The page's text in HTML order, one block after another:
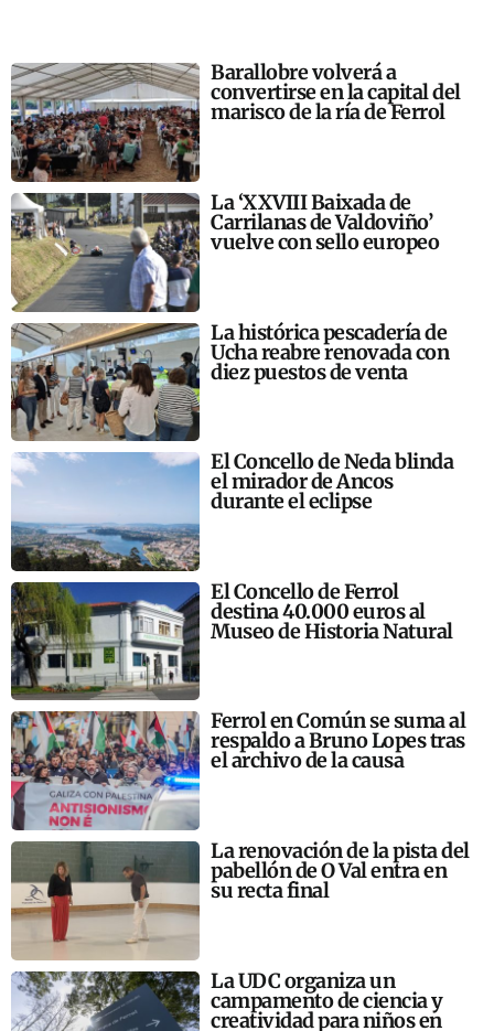
Barallobre volverá a
convertirse en la capital del
marisco de la ría de Ferrol
La ‘XXVIII Baixada de
Carrilanas de Valdoviño’
vuelve con sello europeo
La histórica pescadería de
Ucha reabre renovada con
diez puestos de venta
El Concello de Neda blinda
el mirador de Ancos
durante el eclipse
El Concello de Ferrol
destina 40.000 euros al
Museo de Historia Natural
Ferrol en Común se suma al
respaldo a Bruno Lopes tras
el archivo de la causa
La renovación de la pista del
pabellón de O Val entra en
su recta final
La UDC organiza un
campamento de ciencia y
creatividad para niños en